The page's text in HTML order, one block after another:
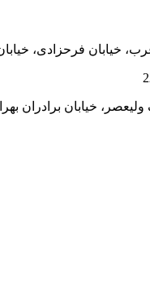
خیابان فرحزادی، خیابان
خیابان برادران